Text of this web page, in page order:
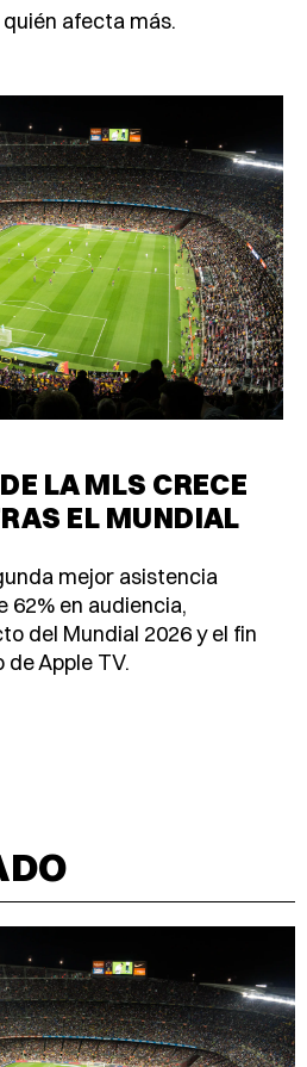
afecta más.
LA MLS CRECE
EL MUNDIAL
mejor asistencia
62% en audiencia,
del Mundial 2026 y el fin
Apple TV.